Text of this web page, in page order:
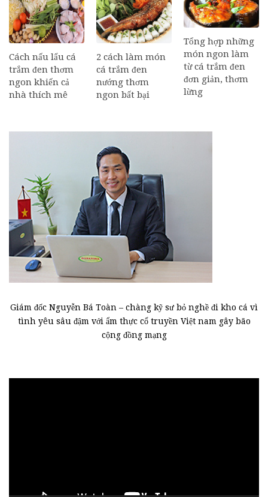
Cách nấu lẩu cá
trắm đen thơm
ngon khiến cả
nhà thích mê
2 cách làm món
cá trắm đen
nướng thơm
ngon bất bại
Tổng hợp những
món ngon làm
từ cá trắm đen
đơn giản, thơm
lừng
Giám đốc Nguyễn Bá Toàn – chàng kỹ sư bỏ nghề đi kho cá vì
tình yêu sâu đậm với ẩm thực cổ truyền Việt nam gây bão
cộng đồng mạng